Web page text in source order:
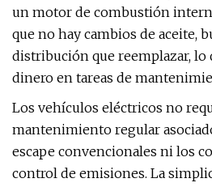
un motor de combustión
que no hay cambios de aceite,
distribución que reemplazar, lo
dinero en tareas de
Los vehículos eléctricos no
mantenimiento regular
escape convencionales ni los
control de emisiones. La